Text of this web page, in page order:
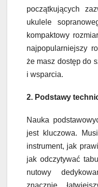
początkujących
ukulele
kompaktowy
najpopularniejszy
że ​​masz dostęp do
i wsparcia.
2. Podstawy
Nauka
jest kluczowa.
instrument, jak
jak odczytywać
nutowy
znacznie